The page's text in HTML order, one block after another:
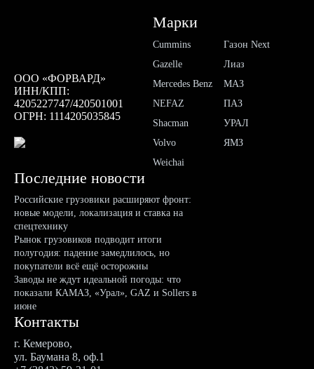
ООО «ФОРВАРД»
ИНН/КПП:
4205227747/420501001
ОГРН: 1114205035845
Марки
Cummins
Gazelle
Mercedes Benz
NEFAZ
Shacman
Volvo
Weichai
Газон Next
Лиаз
МАЗ
ПАЗ
УРАЛ
ЯМЗ
Последние новости
Российские грузовики расширяют фронт:
новые модели, локализация и ставка на
спецтехнику
Рынок грузовиков подводит итоги
полугодия: падение замедлилось, но
покупатели всё ещё осторожны
Заводы не ждут идеальной погоды: что
показали КАМАЗ, «Урал», GAZ и Sollers в
июне
Контакты
г. Кемерово,
ул. Баумана 8, оф.1